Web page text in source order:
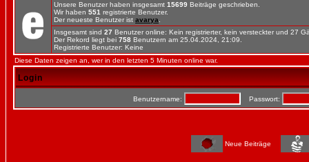
Unsere Benutzer haben insgesamt 15699 Beiträge geschrieben.
Wir haben 551 registrierte Benutzer.
Der neueste Benutzer ist avarya
Insgesamt sind 27 Benutzer online: Kein registrierter, kein versteckter und 27
Der Rekord liegt bei 758 Benutzern am 25.04.2024, 21:09.
Registrierte Benutzer: Keine
Diese Daten zeigen an, wer in den letzten 5 Minuten online war.
Login
Benutzername: Passwort:
Neue Beiträge